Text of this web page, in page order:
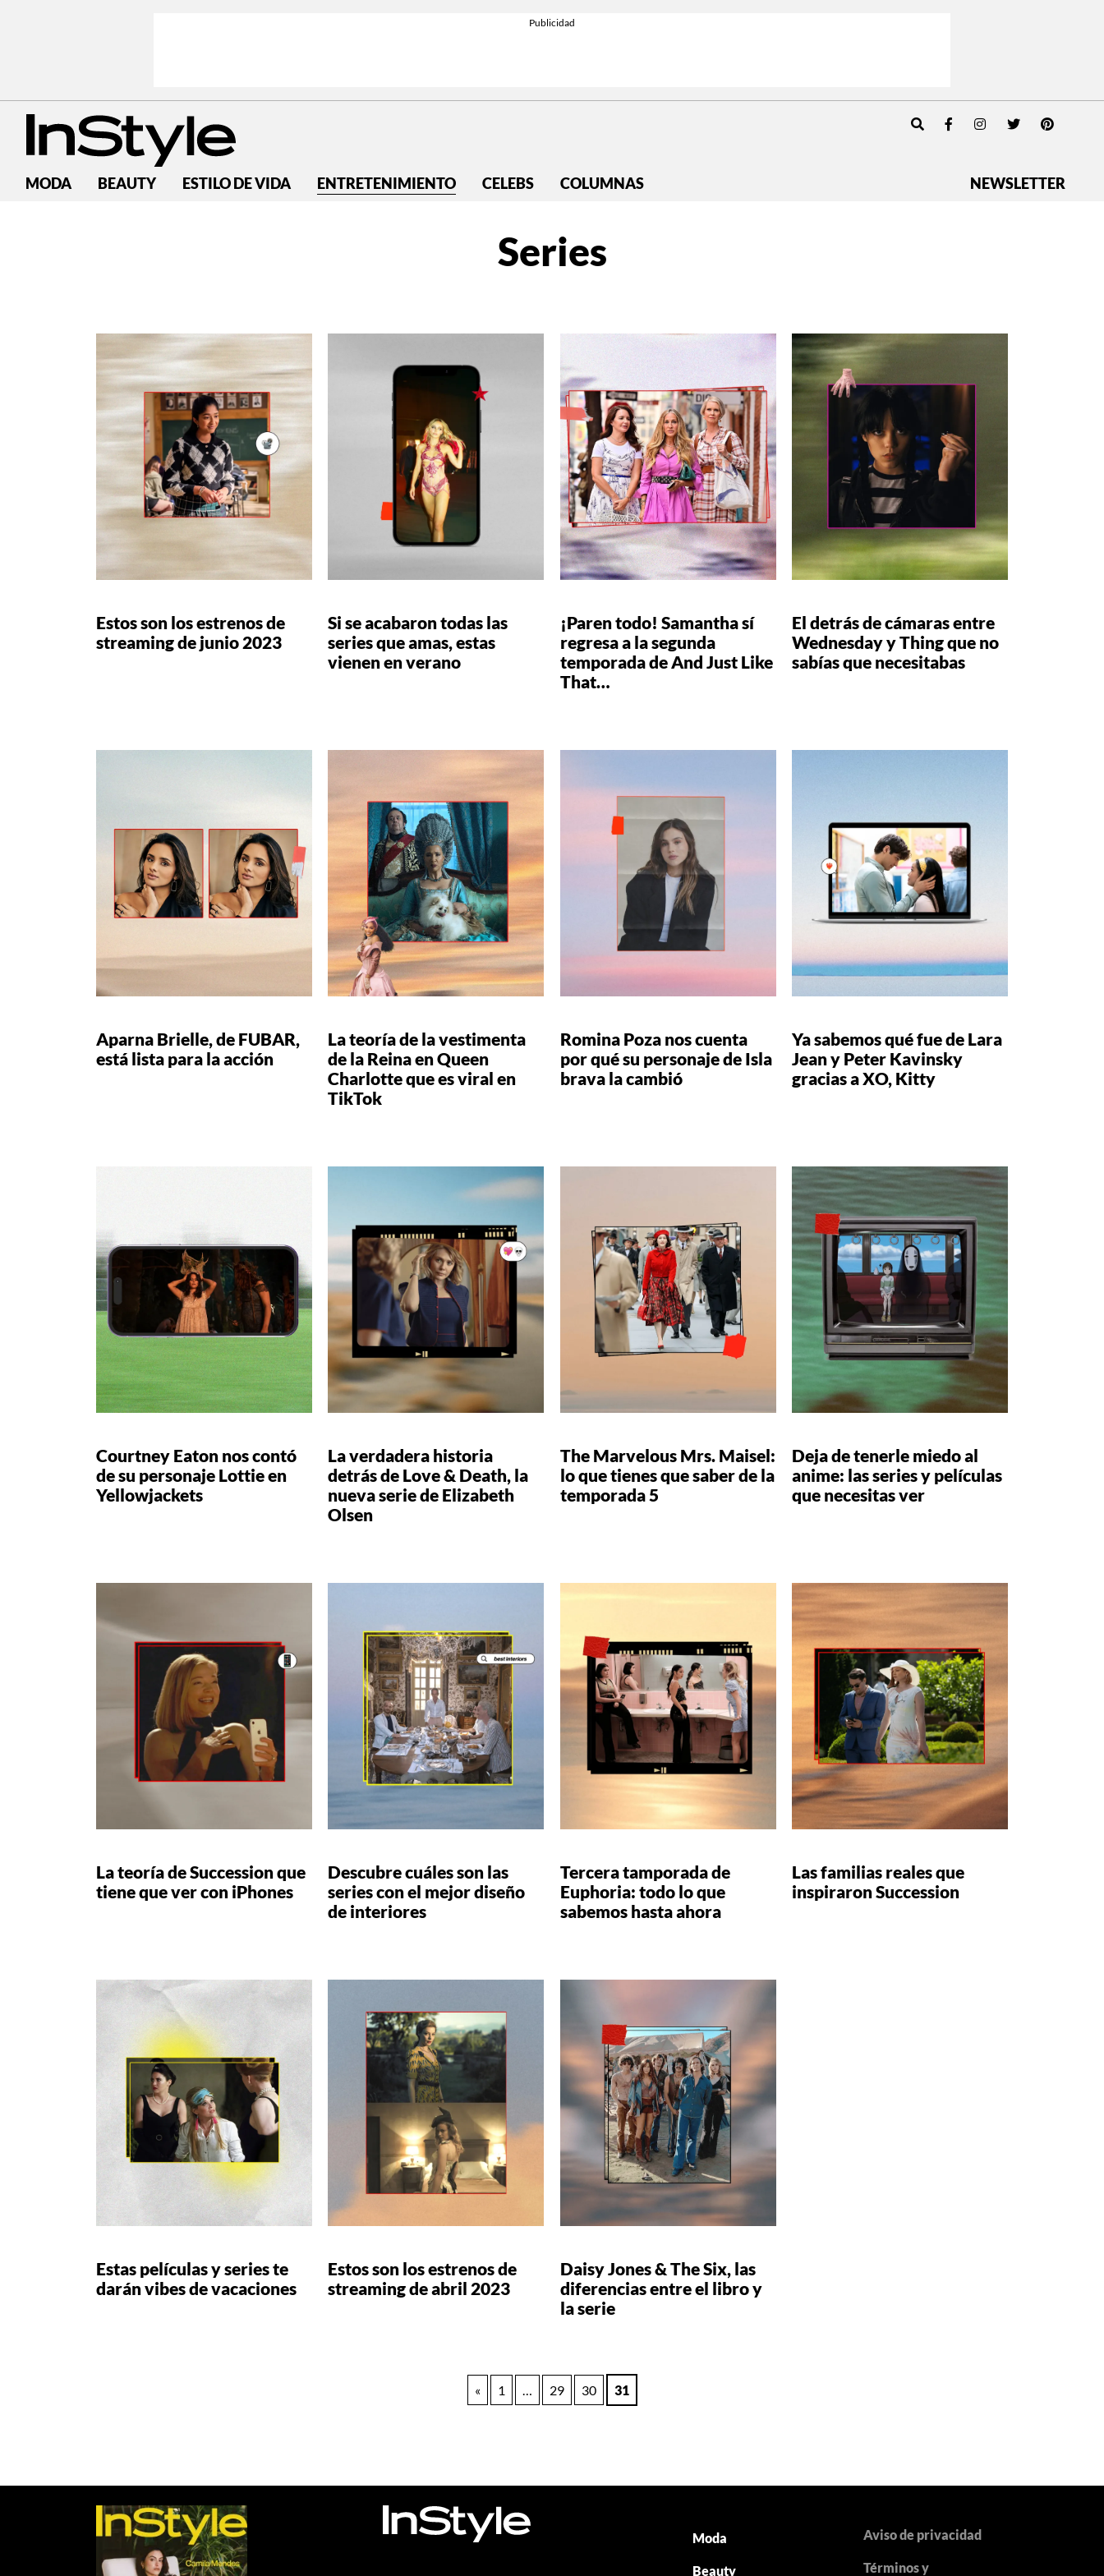
MODA BEAUTY ESTILO DE VIDA ENTRETENIMIENTO CELEBS COLUMNAS NEWSLETTER
Series
Estos son los estrenos de
streaming de junio 2023
Si se acabaron todas las
series que amas, estas
vienen en verano
¡Paren todo! Samantha sí
regresa a la segunda
temporada de And Just Like
That…
El detrás de cámaras entre
Wednesday y Thing que no
sabías que necesitabas
Aparna Brielle, de FUBAR,
está lista para la acción
La teoría de la vestimenta
de la Reina en Queen
Charlotte que es viral en
TikTok
Romina Poza nos cuenta
por qué su personaje de Isla
brava la cambió
Ya sabemos qué fue de Lara
Jean y Peter Kavinsky
gracias a XO, Kitty
Courtney Eaton nos contó
de su personaje Lottie en
Yellowjackets
La verdadera historia
detrás de Love & Death, la
nueva serie de Elizabeth
Olsen
The Marvelous Mrs. Maisel:
lo que tienes que saber de la
temporada 5
Deja de tenerle miedo al
anime: las series y películas
que necesitas ver
La teoría de Succession que
tiene que ver con iPhones
Descubre cuáles son las
series con el mejor diseño
de interiores
Tercera tamporada de
Euphoria: todo lo que
sabemos hasta ahora
Las familias reales que
inspiraron Succession
Estas películas y series te
darán vibes de vacaciones
Estos son los estrenos de
streaming de abril 2023
Daisy Jones & The Six, las
diferencias entre el libro y
la serie
« 1 … 29 30 31
Moda
Beauty
Aviso de privacidad
Términos y